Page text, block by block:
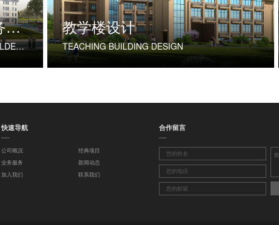
内江市东兴区郭北养老服务中心建设项目
CONSTRUCTION PROJECT OF GUOBEI ELDERLY SERVICE CENTER IN DONGXING DISTRICT, NEIJIANG CITY
教学楼设计
TEACHING BUILDING DESIGN
快速导航
公司概况
经典项目
业务服务
新闻动态
加入我们
联系我们
合作留言